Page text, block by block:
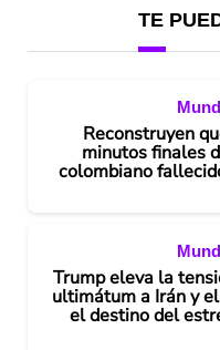
TE
Reconstruyen
minutos finales
colombiano
Trump eleva la
ultimátum a Irán y
el destino del